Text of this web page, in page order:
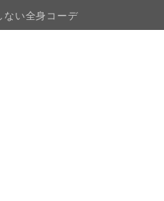
ない全身コーデ